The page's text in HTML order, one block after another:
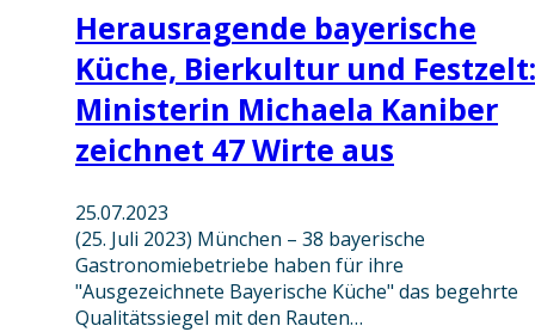
Herausragende bayerische
Küche, Bierkultur und Festzelt:
Ministerin Michaela Kaniber
zeichnet 47 Wirte aus
25.07.2023
(25. Juli 2023) München – 38 bayerische
Gastronomiebetriebe haben für ihre
"Ausgezeichnete Bayerische Küche" das begehrte
Qualitätssiegel mit den Rauten…